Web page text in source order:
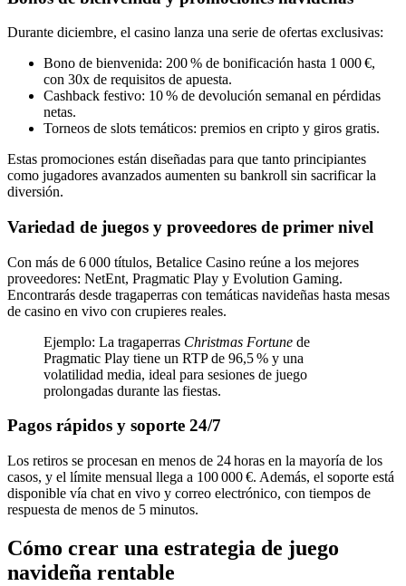
Durante diciembre, el casino lanza una serie de ofertas exclusivas:
Bono de bienvenida: 200 % de bonificación hasta 1 000 €,
con 30x de requisitos de apuesta.
Cashback festivo: 10 % de devolución semanal en pérdidas
netas.
Torneos de slots temáticos: premios en cripto y giros gratis.
Estas promociones están diseñadas para que tanto principiantes
como jugadores avanzados aumenten su bankroll sin sacrificar la
diversión.
Variedad de juegos y proveedores de primer nivel
Con más de 6 000 títulos, Betalice Casino reúne a los mejores
proveedores: NetEnt, Pragmatic Play y Evolution Gaming.
Encontrarás desde tragaperras con temáticas navideñas hasta mesas
de casino en vivo con crupieres reales.
Ejemplo: La tragaperras Christmas Fortune de
Pragmatic Play tiene un RTP de 96,5 % y una
volatilidad media, ideal para sesiones de juego
prolongadas durante las fiestas.
Pagos rápidos y soporte 24/7
Los retiros se procesan en menos de 24 horas en la mayoría de los
casos, y el límite mensual llega a 100 000 €. Además, el soporte está
disponible vía chat en vivo y correo electrónico, con tiempos de
respuesta de menos de 5 minutos.
Cómo crear una estrategia de juego
navideña rentable